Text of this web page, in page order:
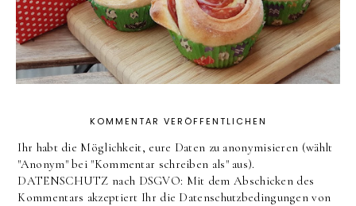
KOMMENTAR VERÖFFENTLICHEN
Ihr habt die Möglichkeit, eure Daten zu anonymisieren (wählt
"Anonym" bei "Kommentar schreiben als" aus).
DATENSCHUTZ nach DSGVO: Mit dem Abschicken des
Kommentars akzeptiert Ihr die Datenschutzbedingungen von